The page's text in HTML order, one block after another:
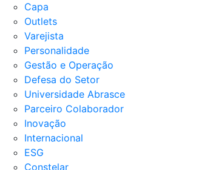
Capa
Outlets
Varejista
Personalidade
Gestão e Operação
Defesa do Setor
Universidade Abrasce
Parceiro Colaborador
Inovação
Internacional
ESG
Constelar